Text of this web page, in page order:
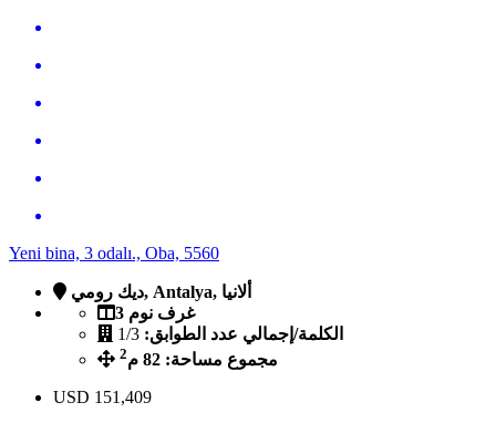
Yeni bina, 3 odalı., Oba, 5560
ديك رومي, Antalya, ألانيا
3 غرف نوم
الكلمة/إجمالي عدد الطوابق: 1/3
مجموع مساحة: 82 م
2
USD 151,409